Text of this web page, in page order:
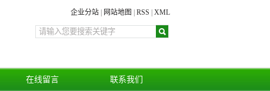
企业分站 网站地图 RSS XML
在线留言 联系我们